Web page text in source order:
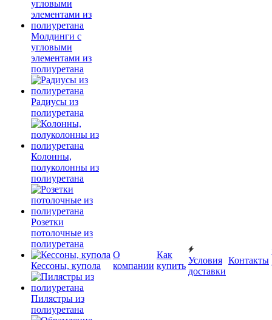
Молдинги с
угловыми
элементами из
полиуретана
Радиусы из
полиуретана
Колонны,
полуколонны из
полиуретана
Розетки
потолочные из
полиуретана
Кессоны, купола
Пилястры из
полиуретана
О
компании
Как
купить
Условия
доставки
Контакты